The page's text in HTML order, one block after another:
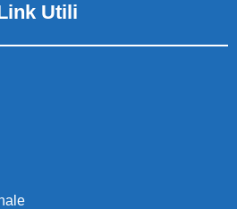
Utili